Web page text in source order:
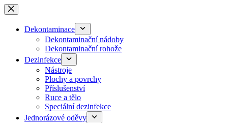
Skip
to
contentDekontaminace
Dekontaminační nádoby
Dekontaminační rohože
Dezinfekce
Nástroje
Plochy a povrchy
Příslušenství
Ruce a tělo
Speciální dezinfekce
Jednorázové oděvy